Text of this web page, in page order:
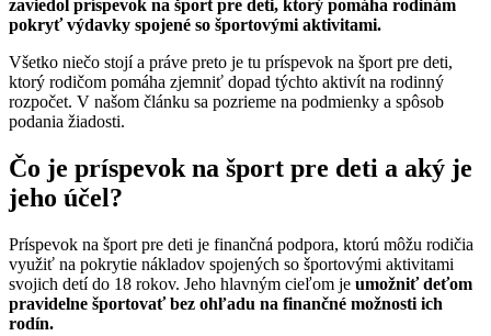
zaviedol príspevok na šport pre deti, ktorý pomáha rodinám
pokryť výdavky spojené so športovými aktivitami.
Všetko niečo stojí a práve preto je tu príspevok na šport pre deti,
ktorý rodičom pomáha zjemniť dopad týchto aktivít na rodinný
rozpočet. V našom článku sa pozrieme na podmienky a spôsob
podania žiadosti.
Čo je príspevok na šport pre deti a aký je
jeho účel?
Príspevok na šport pre deti je finančná podpora, ktorú môžu rodičia
využiť na pokrytie nákladov spojených so športovými aktivitami
svojich detí do 18 rokov. Jeho hlavným cieľom je umožniť deťom
pravidelne športovať bez ohľadu na finančné možnosti ich
rodín.